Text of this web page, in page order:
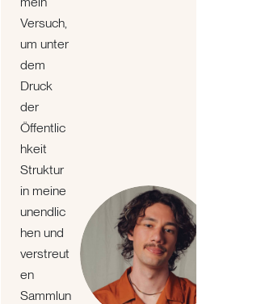
Versuch,
um unter
dem
Druck
der
Öffentlic
hkeit
Struktur
in meine
unendlic
hen und
verstreut
en
Sammlun